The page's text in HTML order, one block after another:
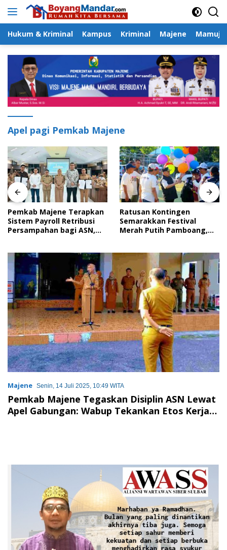
Langsung
Hukum & Kriminal Kampus Kriminal Majene Mamuju
Apel pagi Pemkab Majene
Pemkab Majene Terapkan
Sistem Payroll Retribusi
Persampahan bagi ASN,
Ratusan Kontingen
Semarakkan Festival
Merah Putih Pamboang,
Tanah Air
Majene Senin, 14 Juli 2025, 10:49 WITA
Pemkab Majene Tegaskan Disiplin ASN Lewat
Apel Gabungan: Wabup Tekankan Etos Kerja